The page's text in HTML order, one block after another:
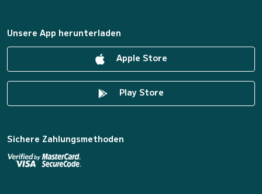
Unsere App herunterladen
Apple Store
Play Store
Sichere Zahlungsmethoden